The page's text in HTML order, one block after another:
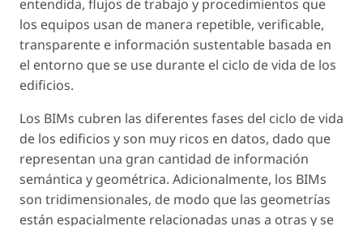
entendida, flujos de trabajo y procedimientos que
los equipos usan de manera repetible, verificable,
transparente e información sustentable basada en
el entorno que se use durante el ciclo de vida de los
edificios.
Los BIMs cubren las diferentes fases del ciclo de vida
de los edificios y son muy ricos en datos, dado que
representan una gran cantidad de información
semántica y geométrica. Adicionalmente, los BIMs
son tridimensionales, de modo que las geometrías
están espacialmente relacionadas unas a otras y se